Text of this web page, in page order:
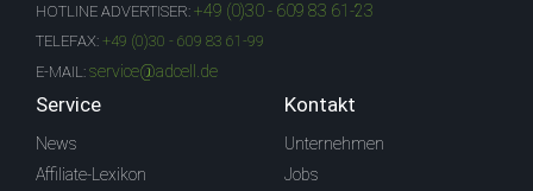
HOTLINE ADVERTISER: +49 (0)30 - 609 83 61-23
TELEFAX: +49 (0)30 - 609 83 61-99
E-MAIL: service@adcell.de
Service
News
Affiliate-Lexikon
Kontakt
Unternehmen
Jobs